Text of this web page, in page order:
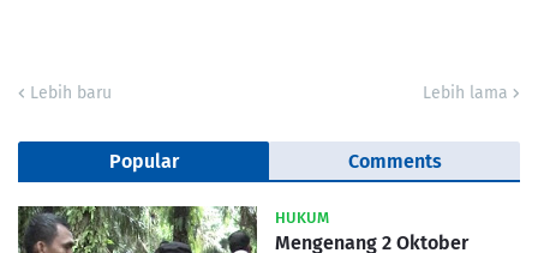
Lebih baru Lebih lama
Popular Comments
HUKUM
Mengenang 2 Oktober